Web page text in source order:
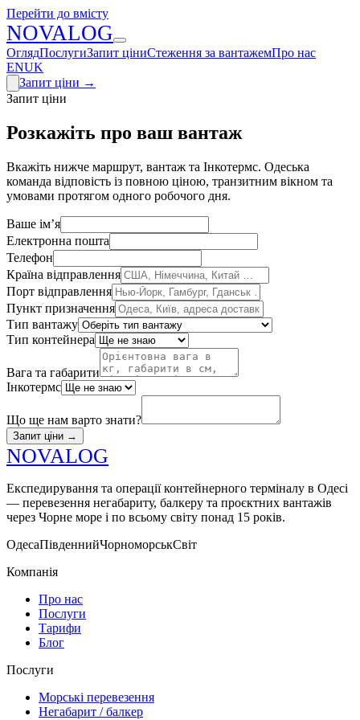
Перейти до вмісту
NOVALOG
ОглядПослугиЗапит ціниСтеження за вантажемПро нас
ENUK
Запит ціни →
Запит ціни
Розкажіть про ваш вантаж
Вкажіть нижче маршрут, вантаж та Інкотермс. Одеська
команда відповість із повною ціною, транзитним вікном та
умовами протягом одного робочого дня.
Ваше ім’я
Електронна пошта
Телефон
Країна відправлення
Порт відправлення
Пункт призначення
Тип вантажу
Тип контейнера
Вага та габарити
Інкотермс
Що ще нам варто знати?
Запит ціни →
NOVALOG
Експедирування та операції контейнерного терміналу в Одесі
— перевезення негабариту, балкеру та проєктних вантажів
через Чорне море і по всьому світу понад 15 років.
ОдесаПівденнийЧорноморськСвіт
Компанія
Про нас
Послуги
Тарифи
Блог
Послуги
Морські перевезення
Негабарит / балкер